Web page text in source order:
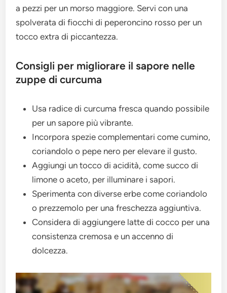
a pezzi per un morso maggiore. Servi con una
spolverata di fiocchi di peperoncino rosso per un
tocco extra di piccantezza.
Consigli per migliorare il sapore nelle
zuppe di curcuma
Usa radice di curcuma fresca quando possibile
per un sapore più vibrante.
Incorpora spezie complementari come cumino,
coriandolo o pepe nero per elevare il gusto.
Aggiungi un tocco di acidità, come succo di
limone o aceto, per illuminare i sapori.
Sperimenta con diverse erbe come coriandolo
o prezzemolo per una freschezza aggiuntiva.
Considera di aggiungere latte di cocco per una
consistenza cremosa e un accenno di
dolcezza.